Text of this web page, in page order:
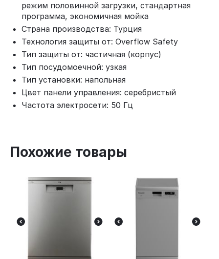
режим половинной загрузки, стандартная
программа, экономичная мойка
Страна производства: Турция
Технология защиты от: Overflow Safety
Тип защиты от: частичная (корпус)
Тип посудомоечной: узкая
Тип установки: напольная
Цвет панели управления: серебристый
Частота электросети: 50 Гц
Похожие товары